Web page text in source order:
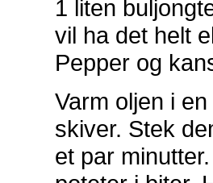
1 liten
vil ha det helt
Pepper og
Varm oljen i
skiver. Stek
et par